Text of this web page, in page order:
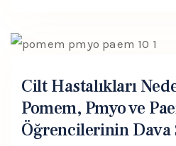
Cilt Hastalıkları
Pomem, Pmyo ve
Öğrencilerinin Dava